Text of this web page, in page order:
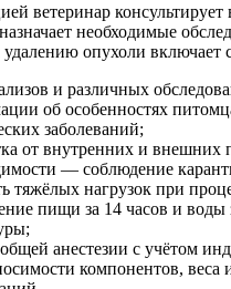
ветеринар консультирует
необходимые
удалению опухоли включает
и различных
об особенностях
заболеваний;
от внутренних и внешних
— соблюдение
тяжёлых нагрузок при
пищи за 14 часов и воды
анестезии с учётом
компонентов, веса